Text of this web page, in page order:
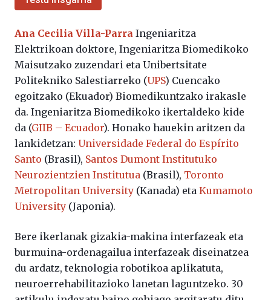
Ana Cecilia Villa-Parra Ingeniaritza
Elektrikoan doktore, Ingeniaritza Biomedikoko
Maisutzako zuzendari eta Unibertsitate
Politekniko Salestiarreko (UPS) Cuencako
egoitzako (Ekuador) Biomedikuntzako irakasle
da. Ingeniaritza Biomedikoko ikertaldeko kide
da (GIIB – Ecuador). Honako hauekin aritzen da
lankidetzan: Universidade Federal do Espírito
Santo (Brasil), Santos Dumont Institutuko
Neurozientzien Institutua (Brasil), Toronto
Metropolitan University (Kanada) eta Kumamoto
University (Japonia).
Bere ikerlanak gizakia-makina interfazeak eta
burmuina-ordenagailua interfazeak diseinatzea
du ardatz, teknologia robotikoa aplikatuta,
neuroerrehabilitazioko lanetan laguntzeko. 30